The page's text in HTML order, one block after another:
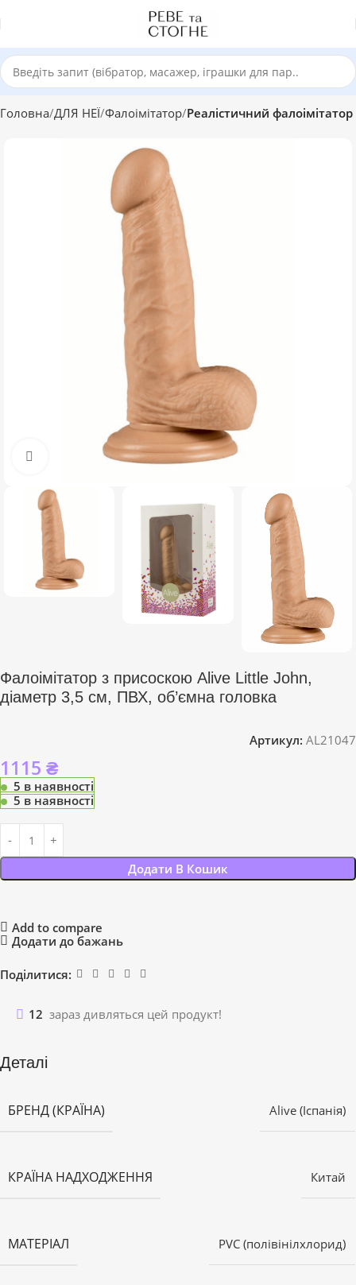
Головна ДЛЯ НЕЇ Фалоімітатор Реалістичний фалоімітатор
Click to enlarge
Фалоімітатор з присоскою Alive Little John,
діаметр 3,5 см, ПВХ, об’ємна головка
Артикул: AL21047
1115 ₴
5 в наявності
5 в наявності
Додати В Кошик
Add to compare
Додати до бажань
Поділитися:
12 зараз дивляться цей продукт!
Деталі
БРЕНД (КРАЇНА) Alive (Іспанія)
КРАЇНА НАДХОДЖЕННЯ Китай
МАТЕРІАЛ PVC (полівінілхлорид)